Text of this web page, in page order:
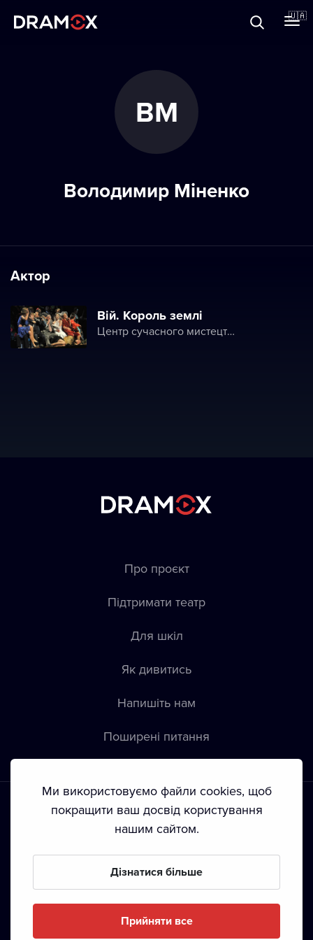
🇺🇦
Зареєструватися
ВМ
Володимир Міненко
Актор
Вій. Король землі
Центр сучасного мистецтва «Дах»
Про проєкт
Підтримати театр
Для шкіл
Як дивитись
Напишіть нам
Пoширені питання
Положення й умови • Конфіденційність • Автoрські права
Ми використовуємо файли cookies, щоб
покращити ваш досвід користування
нашим сайтом.
Дізнатися більше
Прийняти все